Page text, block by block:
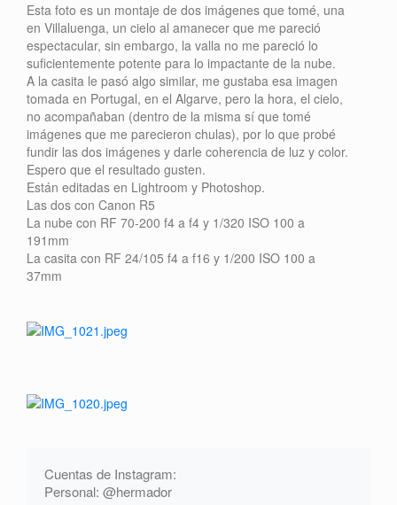
Esta foto es un montaje de dos imágenes que tomé, una
en Villaluenga, un cielo al amanecer que me pareció
espectacular, sin embargo, la valla no me pareció lo
suficientemente potente para lo impactante de la nube.
A la casita le pasó algo similar, me gustaba esa imagen
tomada en Portugal, en el Algarve, pero la hora, el cielo,
no acompañaban (dentro de la misma sí que tomé
imágenes que me parecieron chulas), por lo que probé
fundir las dos imágenes y darle coherencia de luz y color.
Espero que el resultado gusten.
Están editadas en Lightroom y Photoshop.
Las dos con Canon R5
La nube con RF 70-200 f4 a f4 y 1/320 ISO 100 a
191mm
La casita con RF 24/105 f4 a f16 y 1/200 ISO 100 a
37mm
Cuentas de Instagram:
Personal: @hermador